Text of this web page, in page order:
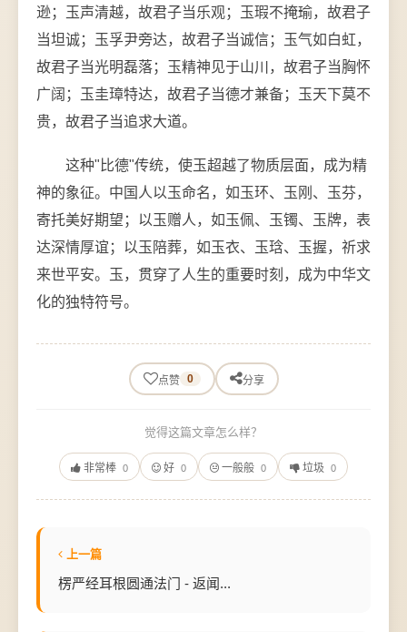
逊；玉声清越，故君子当乐观；玉瑕不掩瑜，故君子
当坦诚；玉孚尹旁达，故君子当诚信；玉气如白虹，
故君子当光明磊落；玉精神见于山川，故君子当胸怀
广阔；玉圭璋特达，故君子当德才兼备；玉天下莫不
贵，故君子当追求大道。
这种"比德"传统，使玉超越了物质层面，成为精
神的象征。中国人以玉命名，如玉环、玉刚、玉芬，
寄托美好期望；以玉赠人，如玉佩、玉镯、玉牌，表
达深情厚谊；以玉陪葬，如玉衣、玉琀、玉握，祈求
来世平安。玉，贯穿了人生的重要时刻，成为中华文
化的独特符号。
点赞 0 分享
觉得这篇文章怎么样？
非常棒 0 好 0 一般般 0 垃圾 0
上一篇
楞严经耳根圆通法门 - 返闻...